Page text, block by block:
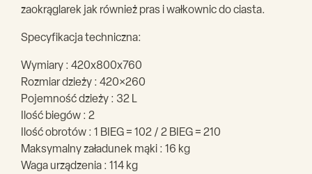
zaokrąglarek jak również pras i wałkownic do ciasta.
Specyfikacja techniczna:
Wymiary : 420x800x760
Rozmiar dzieży : 420×260
Pojemność dzieży : 32 L
Ilość biegów : 2
Ilość obrotów : 1 BIEG = 102 / 2 BIEG = 210
Maksymalny załadunek mąki : 16 kg
Waga urządzenia : 114 kg